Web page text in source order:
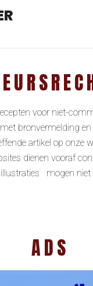
voor niet-
bronvermelding
artikel op onze
dienen vooraf
illustraties mogen niet
ADS